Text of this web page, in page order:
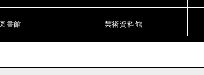
書館 芸術資料館